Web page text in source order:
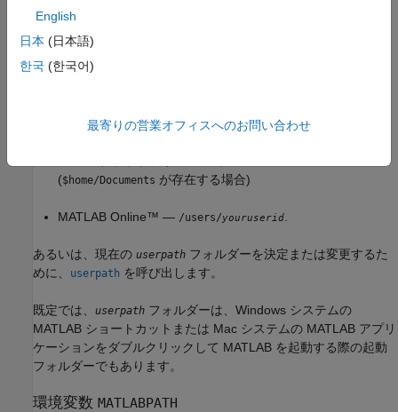
既定のuserpath
Windows
プラットフォーム —$home/Documents/MATLAB
($home/Documents が存在する場合)
MATLAB Online™ — /users/youruserid
あるいは、現在の userpath フォルダーを決定または変更するた
めに、
userpath を呼び出します。
既定では、 userpath フォルダーは、Windows システムの
MATLAB ショートカットまたは Mac システムの MATLAB アプリ
ケーションをダブルクリックして MATLAB を起動する際の起動
フォルダーでもあります。
環境変数 MATLABPATH
English
日本 (日本語)
한국 (한국어)
最寄りの営業オフィスへのお問い合わせ